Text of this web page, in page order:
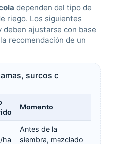
dependen del tipo de
riego. Los siguientes
ajustarse con base
recomendación de un
surcos o
Momento
ha
Antes de la
siembra, mezclado